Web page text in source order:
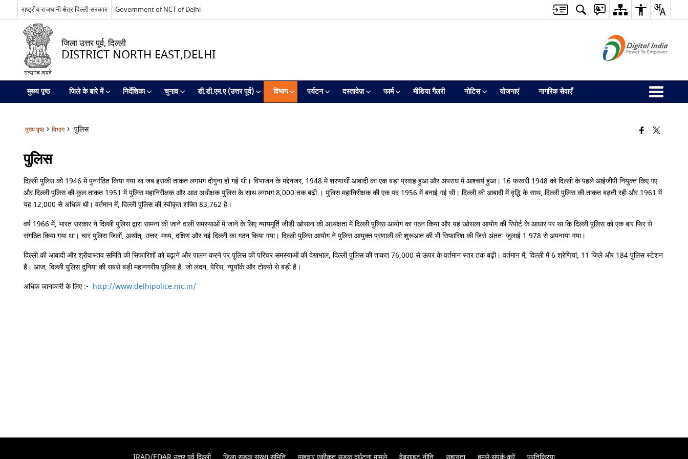
राष्ट्रीय राजधानी क्षेत्र दिल्ली सरकार Government of NCT of Delhi
जिला उत्तर पूर्व, दिल्ली
DISTRICT NORTH EAST,DELHI
मुख्य पृष्ठ जिले के बारे में निर्देशिका चुनाव डी.डी.एम.ए (उत्तर पूर्व) विभाग पर्यटन दस्तावेज़ फार्म मीडिया गैलरी नोटिस योजनाएं नागरिक सेवाएँ
मुख्य पृष्ठ विभाग पुलिस
पुलिस
दिल्ली पुलिस को 1946 में पुनर्गठित किया गया था जब इसकी ताकत लगभग दोगुना हो गई थी। विभाजन के मद्देनजर, 1948 में शरणार्थी आबादी का एक बड़ा प्रवाह हुआ और अपराध में आश्चर्य हुआ। 16 फरवरी 1948 को दिल्ली के पहले आईजीपी नियुक्त किए गए
और दिल्ली पुलिस की कुल ताकत 1951 में पुलिस महानिरीक्षक और आठ अधीक्षक पुलिस के साथ लगभग 8,000 तक बढ़ी । पुलिस महानिरीक्षक की एक पद 1956 में बनाई गई थी। दिल्ली की आबादी में वृद्धि के साथ, दिल्ली पुलिस की ताकत बढ़ती रही और 1961 में
यह 12,000 से अधिक थी। वर्तमान में, दिल्ली पुलिस की स्वीकृत शक्ति 83,762 है।
वर्ष 1966 में, भारत सरकार ने दिल्ली पुलिस द्वारा सामना की जाने वाली समस्याओं में जाने के लिए न्यायमूर्ति जीडी खोसला की अध्यक्षता में दिल्ली पुलिस आयोग का गठन किया और यह खोसला आयोग की रिपोर्ट के आधार पर था कि दिल्ली पुलिस को एक बार फिर से
संगठित किया गया था। चार पुलिस जिलों, अर्थात्, उत्तर, मध्य, दक्षिण और नई दिल्ली का गठन किया गया। दिल्ली पुलिस आयोग ने पुलिस आयुक्त प्रणाली की शुरूआत की भी सिफारिश की जिसे अंततः जुलाई 1 978 से अपनाया गया।
दिल्ली की आबादी और श्रीवास्तव समिति की सिफारिशों को बढ़ाने और पालन करने पर पुलिस की परिचर समस्याओं की देखभाल, दिल्ली पुलिस की ताकत 76,000 से ऊपर के वर्तमान स्तर तक बढ़ी। वर्तमान में, दिल्ली में 6 श्रेणियां, 11 जिले और 184 पुलिस स्टेशन
हैं। आज, दिल्ली पुलिस दुनिया की सबसे बड़ी महानगरीय पुलिस है, जो लंदन, पेरिस, न्यूयॉर्क और टोक्यो से बड़ी है।
अधिक जानकारी के लिए :- http://www.delhipolice.nic.in/